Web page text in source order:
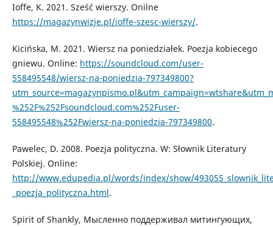
Ioffe, K. 2021. Sześć wierszy. Onilne
https://magazynwizje.pl/ioffe-szesc-wierszy/.
Kicińska, M. 2021. Wiersz na poniedziałek. Poezja kobiecego
gniewu. Online: https://soundcloud.com/user-
558495548/wiersz-na-poniedzia-797349800?
%252F%252Fsoundcloud.com%252Fuser-
558495548%252Fwiersz-na-poniedzia-797349800.
Pawelec, D. 2008. Poezja polityczna. W: Słownik Literatury
Polskiej. Online:
http://www.edupedia.pl/words/index/show/
_poezja_polityczna.html.
Spirit of Shankly, Мысленно поддерживал митингующих,